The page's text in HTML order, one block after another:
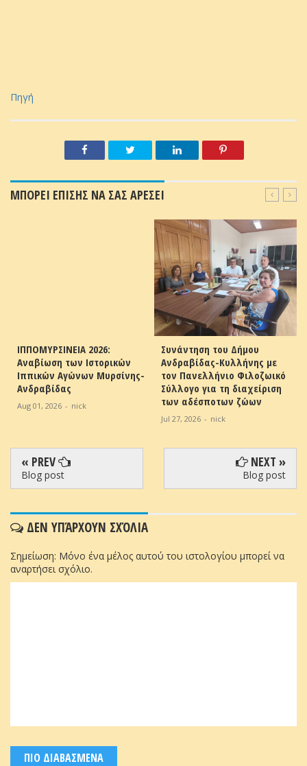
Πηγή
ΜΠΟΡΕΙ ΕΠΙΣΗΣ ΝΑ ΣΑΣ ΑΡΕΣΕΙ
ΙΠΠΟΜΥΡΣΙΝΕΙΑ 2026:
Αναβίωση των Ιστορικών
Ιππικών Αγώνων Μυρσίνης-
Ανδραβίδας
Aug 01, 2026 - nick
Συνάντηση του Δήμου
Ανδραβίδας-Κυλλήνης με
τον Πανελλήνιο Φιλοζωικό
Σύλλογο για τη διαχείριση
των αδέσποτων ζώων
Jul 27, 2026 - nick
« PREV
Blog post
NEXT »
Blog post
ΔΕΝ ΥΠΆΡΧΟΥΝ ΣΧΌΛΙΑ
Σημείωση: Μόνο ένα μέλος αυτού του ιστολογίου μπορεί να
αναρτήσει σχόλιο.
ΠΙΟ ΔΙΑΒΑΣΜΕΝΑ